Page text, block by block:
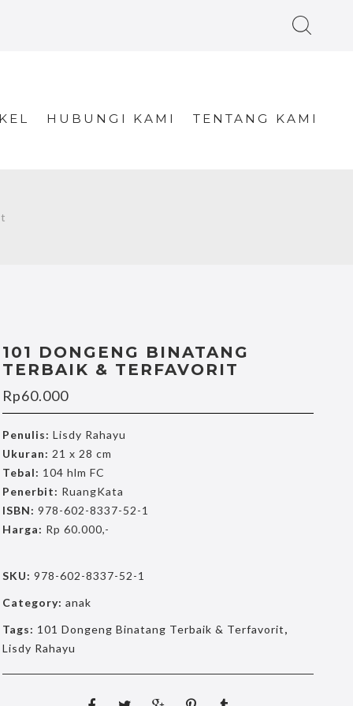
HUBUNGI KAMI TENTANG KAMI
101 DONGENG BINATANG
TERBAIK & TERFAVORIT
Rp60.000
Penulis: Lisdy Rahayu
Ukuran: 21 x 28 cm
Tebal: 104 hlm FC
Penerbit: RuangKata
ISBN: 978-602-8337-52-1
Harga: Rp 60.000,-
SKU:978-602-8337-52-1
Category:anak
Tags: 101 Dongeng Binatang Terbaik & Terfavorit,
Lisdy Rahayu